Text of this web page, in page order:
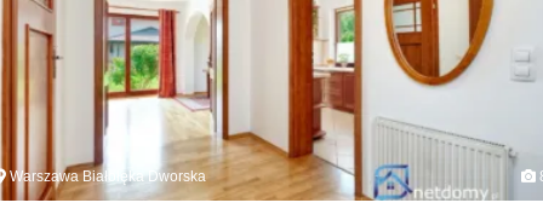
Warszawa Białołęka Dworska